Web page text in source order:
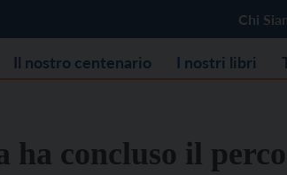
Chi
Il nostro centenario I nostri libri
ha concluso il